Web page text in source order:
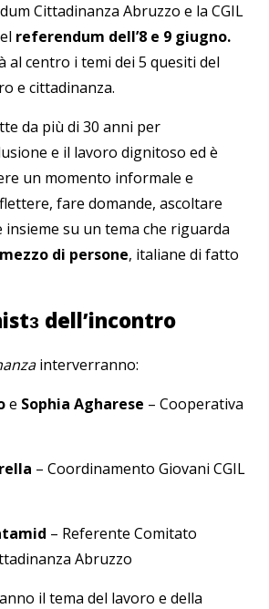
Cittadinanza Abruzzo e la CGIL
referendum dell’8 e 9 giugno.
al centro i temi dei 5 quesiti del
e cittadinanza.
da più di 30 anni per
e il lavoro dignitoso ed è
un momento informale e
fare domande, ascoltare
su un tema che riguarda
di persone, italiane di fatto
ɜ dell’incontro
interverranno:
e Sophia Agharese – Cooperativa
– Coordinamento Giovani CGIL
– Referente Comitato
Abruzzo
il tema del lavoro e della